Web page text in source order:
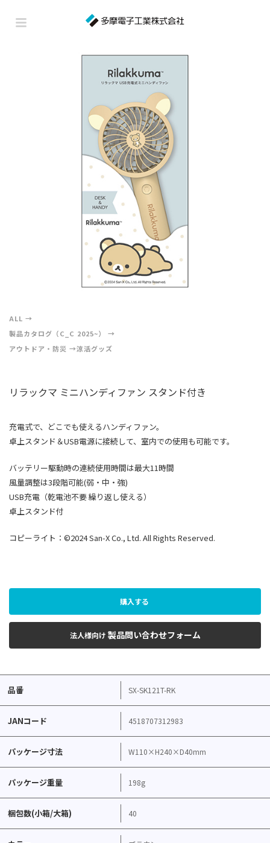
ALL
製品カタログ（C_C 2025~）
アウトドア・防災
涼活グッズ
リラックマ ミニハンディファン スタンド付き
充電式で、どこでも使えるハンディファン。
卓上スタンド＆USB電源に接続して、室内での使用も可能です。
バッテリー駆動時の連続使用時間は最大11時間
風量調整は3段階可能(弱・中・強)
USB充電（乾電池不要 繰り返し使える）
卓上スタンド付
コピーライト：©2024 San-X Co., Ltd. All Rights Reserved.
購入する
法人様向け 製品問い合わせフォーム
品番 SX-SK121T-RK
JANコード 4518707312983
パッケージ寸法 W110×H240×D40mm
パッケージ重量 198g
梱包数(小箱/大箱) 40